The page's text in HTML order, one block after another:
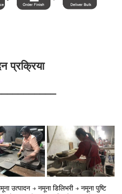
प्रक्रिया
उत्पादन → नमूना डिलिभरी → नमूना पुष्टि